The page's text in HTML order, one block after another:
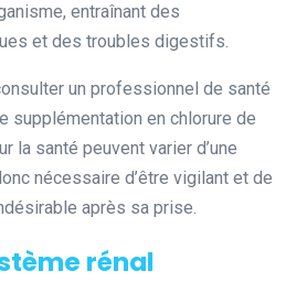
entraînant des
et des troubles digestifs.
un professionnel de santé
supplémentation en chlorure de
la santé peuvent varier d’une
nécessaire d’être vigilant et de
après sa prise.
rénal